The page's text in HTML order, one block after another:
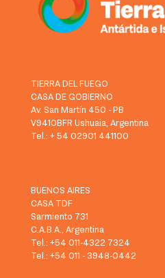
TIERRA DEL FUEGO
CASA DE GOBIERNO
Av. San Martín 450 - PB
V9410BFR Ushuaia, Argentina
Tel.: + 54 02901 441100
BUENOS AIRES
CASA TDF
Sarmiento 731
C.A.B.A., Argentina
Tel.: +54 011-4322 7324
Tel.: +54 011 - 3948-0442